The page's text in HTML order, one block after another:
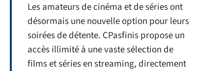
Les amateurs de cinéma et de séries ont
désormais une nouvelle option pour leurs
soirées de détente. CPasfinis propose un
accès illimité à une vaste sélection de
films et séries en streaming, directement